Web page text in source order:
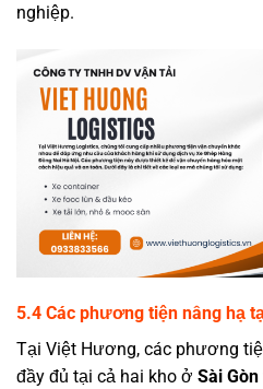
nghiệp.
5.4 Các phương tiện nâng hạ
Tại Việt Hương, các phương
đầy đủ tại cả hai kho ở Sài Gòn